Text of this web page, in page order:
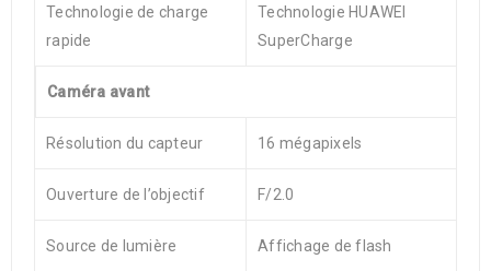
Technologie de charge
rapide
Technologie HUAWEI
SuperCharge
Caméra avant
Résolution du capteur 16 mégapixels
Ouverture de l’objectif F/2.0
Source de lumière Affichage de flash